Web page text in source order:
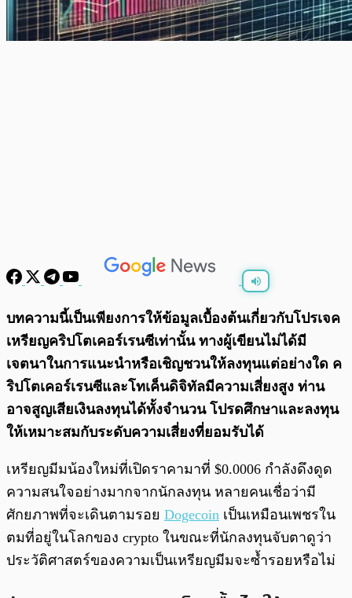
พร้อมเล่น 0:00/0:00
บทความนี้เป็นเพียงการให้ข้อมูลเบื้องต้นเกี่ยวกับโปรเจค
เหรียญคริปโตเคอร์เรนซีเท่านั้น ทางผู้เขียนไม่ได้มี
เจตนาในการแนะนำหรือเชิญชวนให้ลงทุนแต่อย่างใด ค
ริปโตเคอร์เรนซีและโทเค็นดิจิทัลมีความเสี่ยงสูง ท่าน
อาจสูญเสียเงินลงทุนได้ทั้งจํานวน โปรดศึกษาและลงทุน
ให้เหมาะสมกับระดับความเสี่ยงที่ยอมรับได้
เหรียญมีมน้องใหม่ที่เปิดราคามาที่ $0.0006 กำลังดึงดูด
ความสนใจอย่างมากจากนักลงทุน หลายคนเชื่อว่ามี
ศักยภาพที่จะเดินตามรอย Dogecoin เป็นเหมือนเพชรใน
ตมที่อยู่ในโลกของ crypto ในขณะที่นักลงทุนจับตาดูว่า
ประวัติศาสตร์ของความเป็นเหรียญมีมจะซ้ำรอยหรือไม่